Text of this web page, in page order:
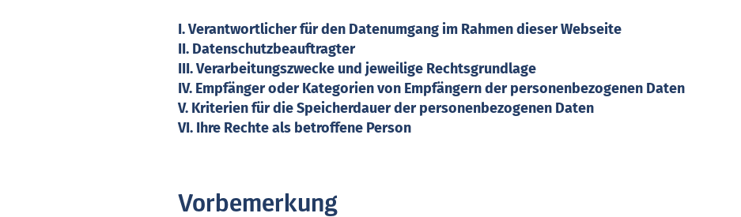
I. Verantwortlicher für den Datenumgang im Rahmen dieser Webseite
II. Datenschutzbeauftragter
III. Verarbeitungszwecke und jeweilige Rechtsgrundlage
IV. Empfänger oder Kategorien von Empfängern der personenbezogenen Daten
V. Kriterien für die Speicherdauer der personenbezogenen Daten
VI. Ihre Rechte als betroffene Person
Vorbemerkung